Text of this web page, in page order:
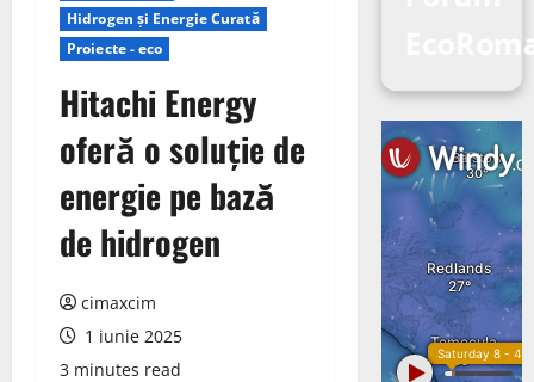
Hidrogen și Energie Curată
Proiecte - eco
Hitachi Energy
oferă o soluție de
energie pe bază
de hidrogen
cimaxcim
1 iunie 2025
3 minutes read